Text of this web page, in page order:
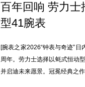
百年回响 劳力士
型41腕表
[腕表之家2026“钟表与奇迹”
周年。劳力士选择以蚝式恒动
并启迪未来愿景。冠冕经典之